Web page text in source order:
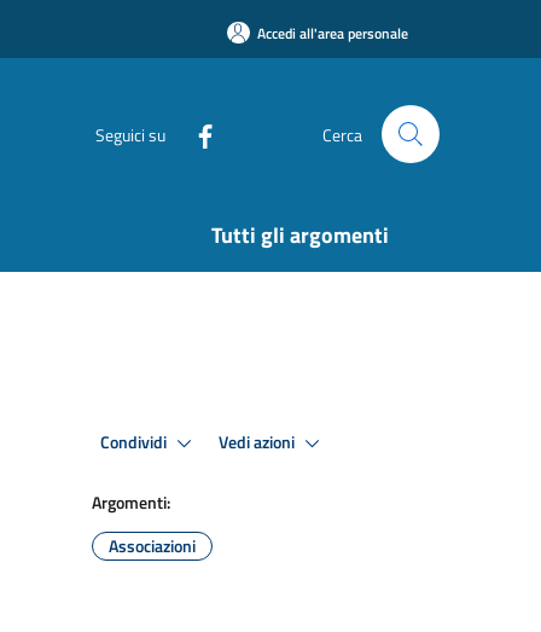
Accedi all'area personale
Seguici su Cerca
Tutti gli argomenti
Condividi Vedi azioni
Argomenti:
Associazioni